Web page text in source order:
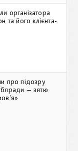
організатора
та його клієнта-
про підозру
— зятю